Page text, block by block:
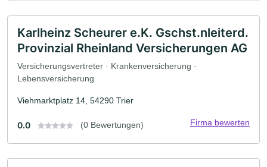
Karlheinz Scheurer e.K. Gschst.nleiterd.
Provinzial Rheinland Versicherungen AG
Versicherungsvertreter · Krankenversicherung ·
Lebensversicherung
Viehmarktplatz 14, 54290 Trier
0.0 (0 Bewertungen) Firma bewerten